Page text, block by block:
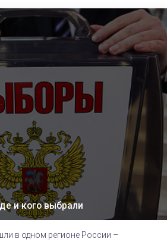
и кого выбрали
в одном регионе России –